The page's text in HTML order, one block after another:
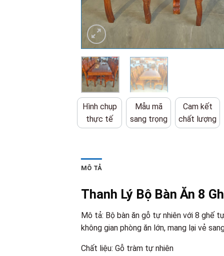
Hình chụp
thực tế
Mẫu mã
sang trọng
Cam kết
chất lượng
MÔ TẢ
Thanh Lý Bộ Bàn Ăn 8
Mô tả: Bộ bàn ăn gỗ tự nhiên với 8 ghế
không gian phòng ăn lớn, mang lại vẻ
Chất liệu: Gỗ tràm tự nhiên